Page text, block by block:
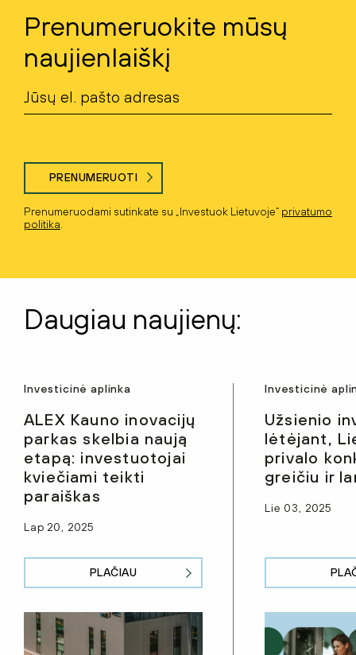
Prenumeruokite mūsų
naujienlaiškį
PRENUMERUOTI
Prenumeruodami sutinkate su „Investuok Lietuvoje“ privatumo
politika
Daugiau naujienų:
Investicinė aplinka
ALEX Kauno inovacijų
parkas skelbia naują
etapą: investuotojai
kviečiami teikti
paraiškas
Lap 20, 2025
PLAČIAU
Investicinė
Užsienio
lėtėjant,
privalo
greičiu ir
Lie 03, 2025